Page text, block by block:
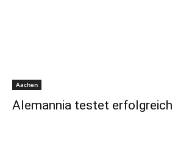
Aachen
Alemannia testet erfolgreich